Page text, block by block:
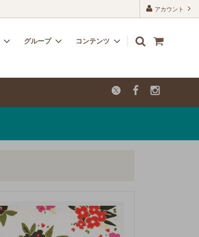
アカウント
グループ コンテンツ